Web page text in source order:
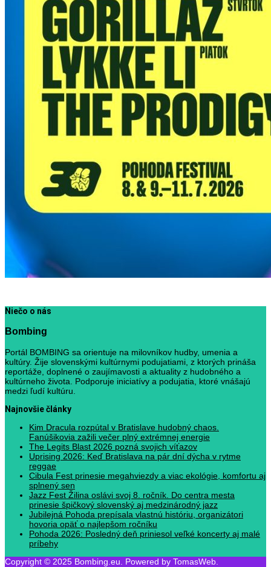
Niečo o nás
Bombing
Portál BOMBING sa orientuje na milovníkov hudby, umenia a
kultúry. Žije slovenskými kultúrnymi podujatiami, z ktorých prináša
reportáže, doplnené o zaujímavosti a aktuality z hudobného a
kultúrneho života. Podporuje iniciatívy a podujatia, ktoré vnášajú
medzi ľudí kultúru.
Najnovšie články
Kim Dracula rozpútal v Bratislave hudobný chaos.
Fanúšikovia zažili večer plný extrémnej energie
The Legits Blast 2026 pozná svojich víťazov
Uprising 2026: Keď Bratislava na pár dní dýcha v rytme
reggae
Cibula Fest prinesie megahviezdy a viac ekológie, komfortu aj
splnený sen
Jazz Fest Žilina oslávi svoj 8. ročník. Do centra mesta
prinesie špičkový slovenský aj medzinárodný jazz
Jubilejná Pohoda prepísala vlastnú históriu, organizátori
hovoria opäť o najlepšom ročníku
Pohoda 2026: Posledný deň priniesol veľké koncerty aj malé
príbehy
Copyright © 2025 Bombing.eu. Powered by TomasWeb.